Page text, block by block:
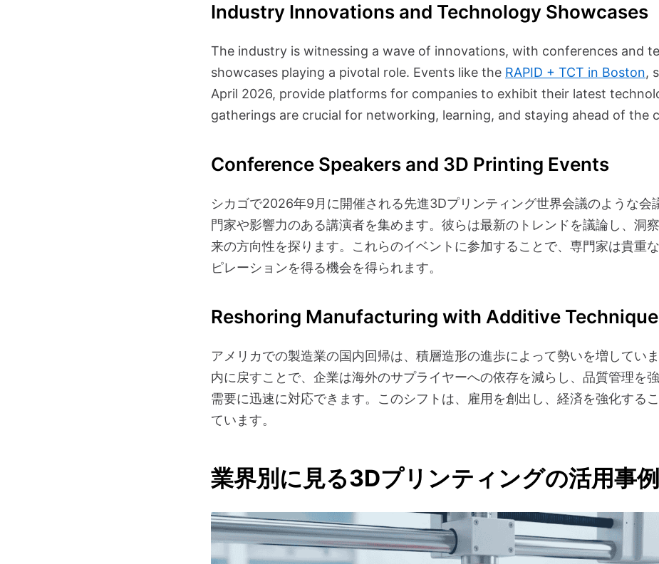
Industry Innovations and Technology Showcases
The industry is witnessing a wave of innovations, with conferences and
showcases playing a pivotal role. Events like the RAPID + TCT in Boston,
April 2026, provide platforms for companies to exhibit their latest
gatherings are crucial for networking, learning, and staying ahead of the
Conference Speakers and 3D Printing Events
シカゴで2026年9月に開催される先進3Dプリンティング世界会議のような会
門家や影響力のある講演者を集めます。彼らは最新のトレンドを議論し、洞
来の方向性を探ります。これらのイベントに参加することで、専門家は貴重
ピレーションを得る機会を得られます。
Reshoring Manufacturing with Additive
アメリカでの製造業の国内回帰は、積層造形の進歩によって勢いを増してい
内に戻すことで、企業は海外のサプライヤーへの依存を減らし、品質管理を
需要に迅速に対応できます。このシフトは、雇用を創出し、経済を強化する
ています。
業界別に見る3Dプリンティングの活用事例